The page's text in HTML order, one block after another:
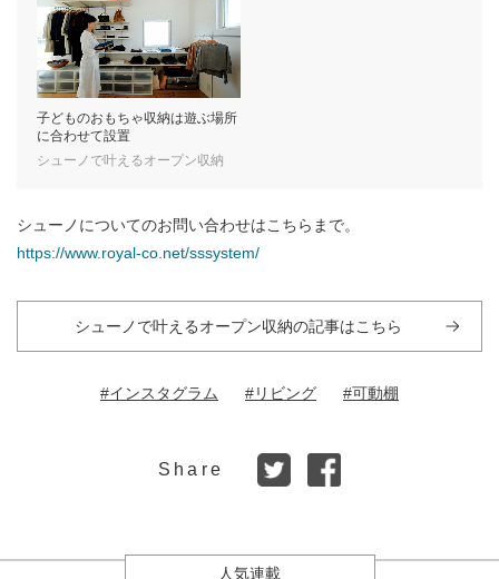
子どものおもちゃ収納は遊ぶ場所
に合わせて設置
シューノで叶えるオープン収納
シューノについてのお問い合わせはこちらまで。
https://www.royal-co.net/sssystem/
シューノで叶えるオープン収納の記事はこちら
#インスタグラム #リビング #可動棚
Share
人気連載